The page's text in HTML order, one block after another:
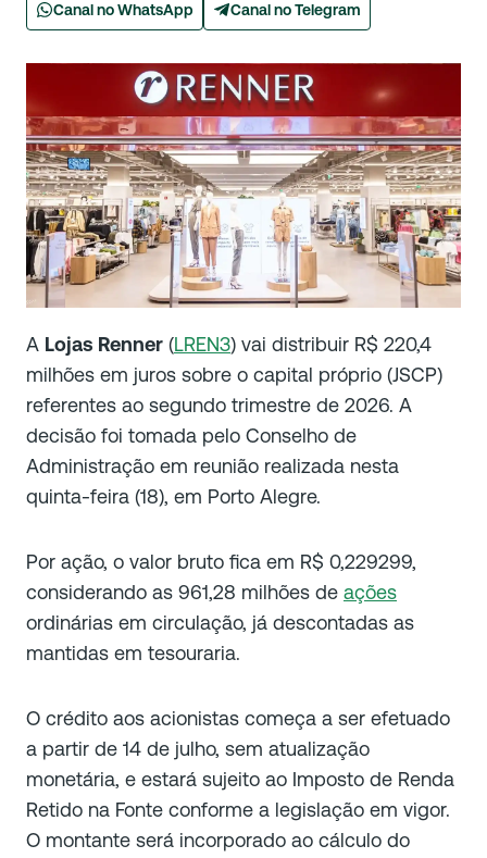
Canal no WhatsApp Canal no Telegram
A Lojas Renner (LREN3) vai distribuir R$ 220,4
milhões em juros sobre o capital próprio (JSCP)
referentes ao segundo trimestre de 2026. A
decisão foi tomada pelo Conselho de
Administração em reunião realizada nesta
quinta-feira (18), em Porto Alegre.
Por ação, o valor bruto fica em R$ 0,229299,
considerando as 961,28 milhões de ações
ordinárias em circulação, já descontadas as
mantidas em tesouraria.
O crédito aos acionistas começa a ser efetuado
a partir de 14 de julho, sem atualização
monetária, e estará sujeito ao Imposto de Renda
Retido na Fonte conforme a legislação em vigor.
O montante será incorporado ao cálculo do